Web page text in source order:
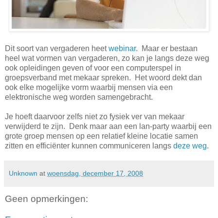
Dit soort van vergaderen heetwebinar. Maar er bestaan
heel wat vormen van vergaderen, zo kan je langs deze weg
ook opleidingen geven of voor een computerspel in
groepsverband met mekaar spreken. Het woord dekt dan
ook elke mogelijke vorm waarbij mensen via een
elektronische weg worden samengebracht.
Je hoeft daarvoor zelfs niet zo fysiek ver van mekaar
verwijderd te zijn. Denk maar aan een lan-party waarbij een
grote groep mensen op een relatief kleine locatie samen
zitten en efficiënter kunnen communiceren langs deze weg.
Unknown at woensdag, december 17, 2008
Geen opmerkingen: